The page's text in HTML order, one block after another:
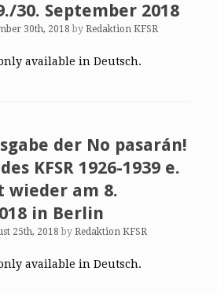
30. September 2018
30th, 2018 by Redaktion KFSR
available in Deutsch.
der No pasarán!
KFSR 1926-1939 e.
wieder am 8.
in Berlin
25th, 2018 by Redaktion KFSR
available in Deutsch.